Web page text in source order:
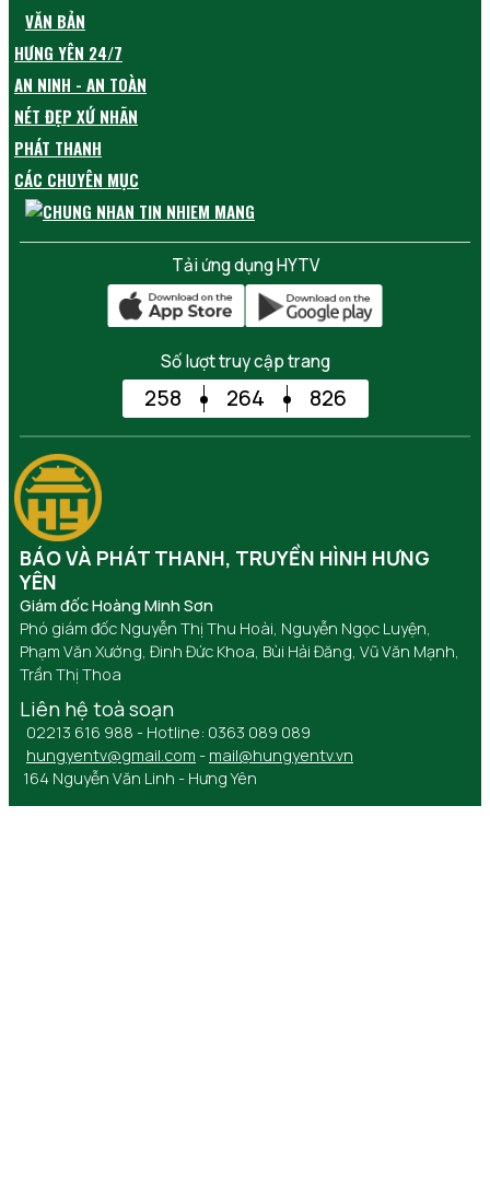
VĂN BẢN
HƯNG YÊN 24/7
AN NINH - AN TOÀN
NÉT ĐẸP XỨ NHÃN
PHÁT THANH
CÁC CHUYÊN MỤC
Tải ứng dụng HYTV
Số lượt truy cập trang
258 264 826
BÁO VÀ PHÁT THANH, TRUYỀN HÌNH HƯNG
YÊN
Giám đốc Hoàng Minh Sơn
Phó giám đốc Nguyễn Thị Thu Hoài, Nguyễn Ngọc Luyện,
Phạm Văn Xướng, Đinh Đức Khoa, Bùi Hải Đăng, Vũ Văn Mạnh,
Trần Thị Thoa
Liên hệ toà soạn
02213 616 988 - Hotline: 0363 089 089
hungyentv@gmail.com - mail@hungyentv.vn
164 Nguyễn Văn Linh - Hưng Yên